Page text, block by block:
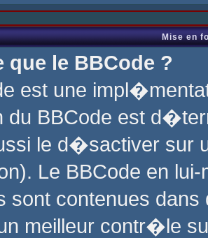
Mise en
que le BBCode ?
est une
du BBCode est
le d�sactiver sur
Le BBCode en
sont contenues
meilleur contr�le